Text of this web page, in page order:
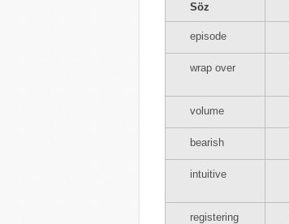
Söz
episode
wrap over
volume
bearish
intuitive
registering